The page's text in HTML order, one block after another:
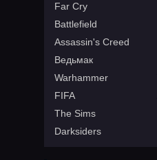
Far Cry
Battlefield
Assassin's Creed
Ведьмак
Warhammer
FIFA
The Sims
Darksiders